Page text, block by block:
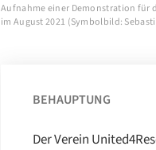
Aufnahme einer Demonstration für
im August 2021 (Symbolbild:
BEHAUPTUNG
Der Verein